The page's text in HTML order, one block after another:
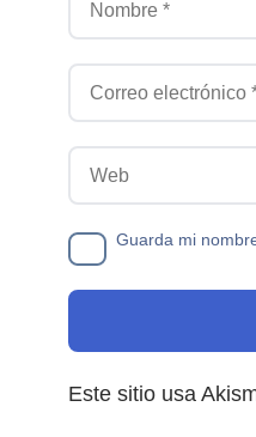
Guarda mi
Este sitio usa